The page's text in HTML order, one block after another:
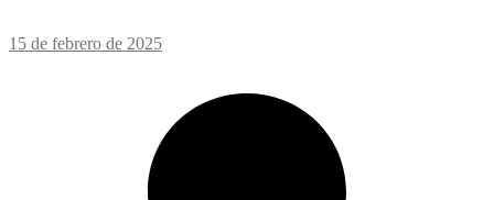
15 de febrero de 2025